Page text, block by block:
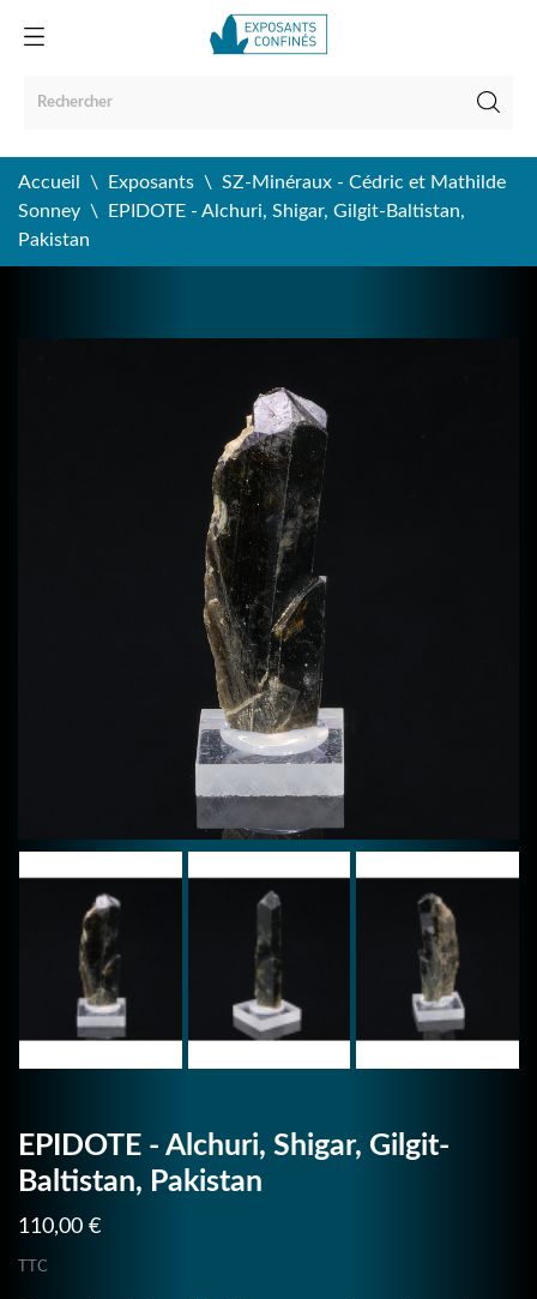
Accueil Exposants
SZ-Minéraux - Cédric et Mathilde
Sonney
EPIDOTE - Alchuri, Shigar, Gilgit-Baltistan,
Pakistan
EPIDOTE - Alchuri, Shigar, Gilgit-
Baltistan, Pakistan
110,00 €
TTC